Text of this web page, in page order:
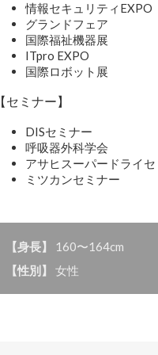
情報セキュリティEXPO
グランドフェア
国際福祉機器展
ITpro EXPO
国際ロボット展
【セミナー】
DISセミナー
呼吸器外科学会
アサヒスーパードライ
ミツカンセミナー
【身長】
160〜164cm
【性別】 女性